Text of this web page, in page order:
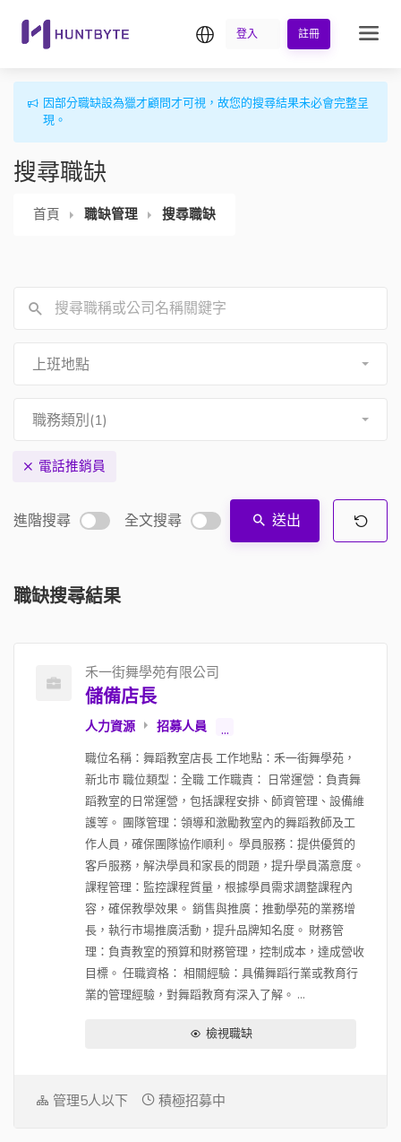
繁中登入 註冊
因部分職缺設為獵才顧問才可視，故您的搜尋結果未必會完整呈
現。
搜尋職缺
首頁 職缺管理 搜尋職缺
上班地點
職務類別(1)
電話推銷員
進階搜尋 全文搜尋 送出
職缺搜尋結果
禾一街舞學苑有限公司
儲備店長
人力資源 招募人員 ...
職位名稱：舞蹈教室店長 工作地點：禾一街舞學苑，
新北市 職位類型：全職 工作職責： 日常運營：負責舞
蹈教室的日常運營，包括課程安排、師資管理、設備維
護等。 團隊管理：領導和激勵教室內的舞蹈教師及工
作人員，確保團隊協作順利。 學員服務：提供優質的
客戶服務，解決學員和家長的問題，提升學員滿意度。
課程管理：監控課程質量，根據學員需求調整課程內
容，確保教學效果。 銷售與推廣：推動學苑的業務增
長，執行市場推廣活動，提升品牌知名度。 財務管
理：負責教室的預算和財務管理，控制成本，達成營收
目標。 任職資格： 相關經驗：具備舞蹈行業或教育行
業的管理經驗，對舞蹈教育有深入了解。 ...
檢視職缺
管理5人以下 積極招募中